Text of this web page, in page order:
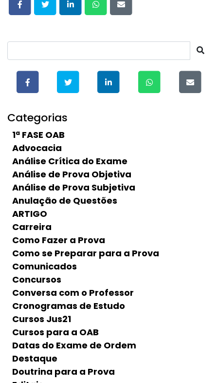
Categorias
1ª FASE OAB
Advocacia
Análise Crítica do Exame
Análise de Prova Objetiva
Análise de Prova Subjetiva
Anulação de Questões
ARTIGO
Carreira
Como Fazer a Prova
Como se Preparar para a Prova
Comunicados
Concursos
Conversa com o Professor
Cronogramas de Estudo
Cursos Jus21
Cursos para a OAB
Datas do Exame de Ordem
Destaque
Doutrina para a Prova